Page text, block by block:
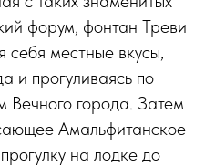
форум, фонтан Треви
местные вкусы,
и прогуливаясь по
Вечного города. Затем
Амальфитанское
на лодке до